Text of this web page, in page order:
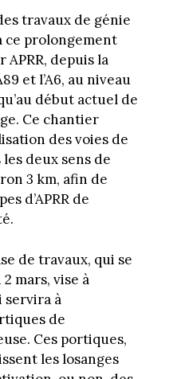
travaux de génie
ce prolongement
APRR, depuis la
et l’A6, au niveau
début actuel de
Ce chantier
des voies de
les deux sens de
3 km, afin de
d’APRR de
de travaux, qui se
mars, vise à
servira à
de
Ces portiques,
les losanges